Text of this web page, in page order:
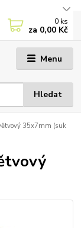
Menu
Hledat
0 ks
za 0,00 Kč
35x7mm (suk